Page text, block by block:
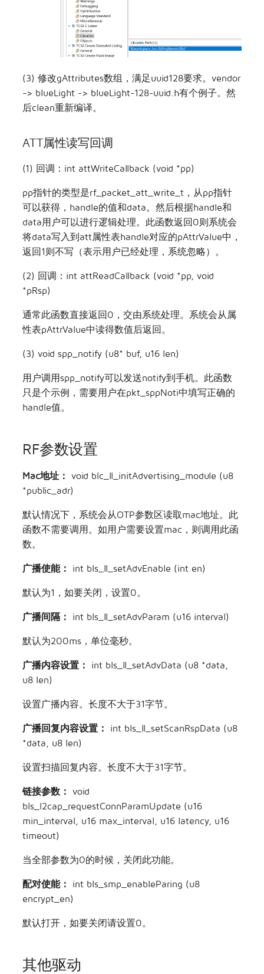
(3) 修改gAttributes数组，满足uuid128要求。vendor
-> blueLight -> blueLight-128-uuid.h有个例子。然
后clean重新编译。
ATT属性读写回调
(1) 回调：int attWriteCallback (void *pp)
pp指针的类型是rf_packet_att_write_t，从pp指针
可以获得，handle的值和data。然后根据handle和
data用户可以进行逻辑处理。此函数返回0则系统会
将data写入到att属性表handle对应的pAttrValue中，
返回1则不写（表示用户已经处理，系统忽略）。
(2) 回调：int attReadCallback (void *pp, void
*pRsp)
通常此函数直接返回0，交由系统处理。系统会从属
性表pAttrValue中读得数值后返回。
(3) void spp_notify (u8* buf, u16 len)
用户调用spp_notify可以发送notify到手机。此函数
只是个示例，需要用户在pkt_sppNoti中填写正确的
handle值。
RF参数设置
Mac地址：
void blc_ll_initAdvertising_module (u8
*public_adr)
默认情况下，系统会从OTP参数区读取mac地址。此
函数不需要调用。如用户需要设置mac，则调用此函
数。
广播使能： int bls_ll_setAdvEnable (int en)
默认为1，如要关闭，设置0。
广播间隔： int bls_ll_setAdvParam (u16 interval)
默认为200ms，单位毫秒。
广播内容设置：
int bls_ll_setAdvData (u8 *data,
u8 len)
设置广播内容。长度不大于31字节。
广播回复内容设置：
int bls_ll_setScanRspData (u8
*data, u8 len)
设置扫描回复内容。长度不大于31字节。
链接参数：
void
bls_l2cap_requestConnParamUpdate (u16
min_interval, u16 max_interval, u16 latency, u16
timeout)
当全部参数为0的时候，关闭此功能。
配对使能：
int bls_smp_enableParing (u8
encrypt_en)
默认打开，如要关闭请设置0。
其他驱动